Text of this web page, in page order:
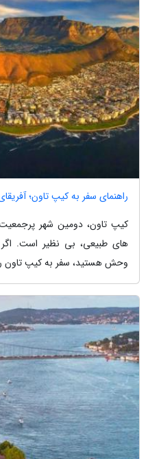
راهنمای سفر به کیپ تاون؛
کیپ تاون، دومین شهر پرجمعیت
های طبیعی، بی نظیر است.
وحش هستید، سفر به کیپ تاون